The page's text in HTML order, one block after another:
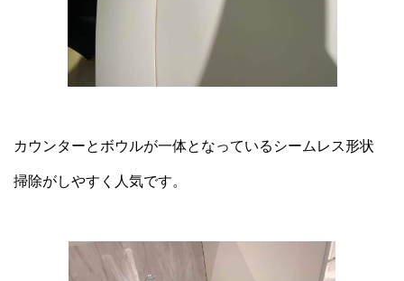
カウンターとボウルが一体となっているシームレス形状
掃除がしやすく人気です。